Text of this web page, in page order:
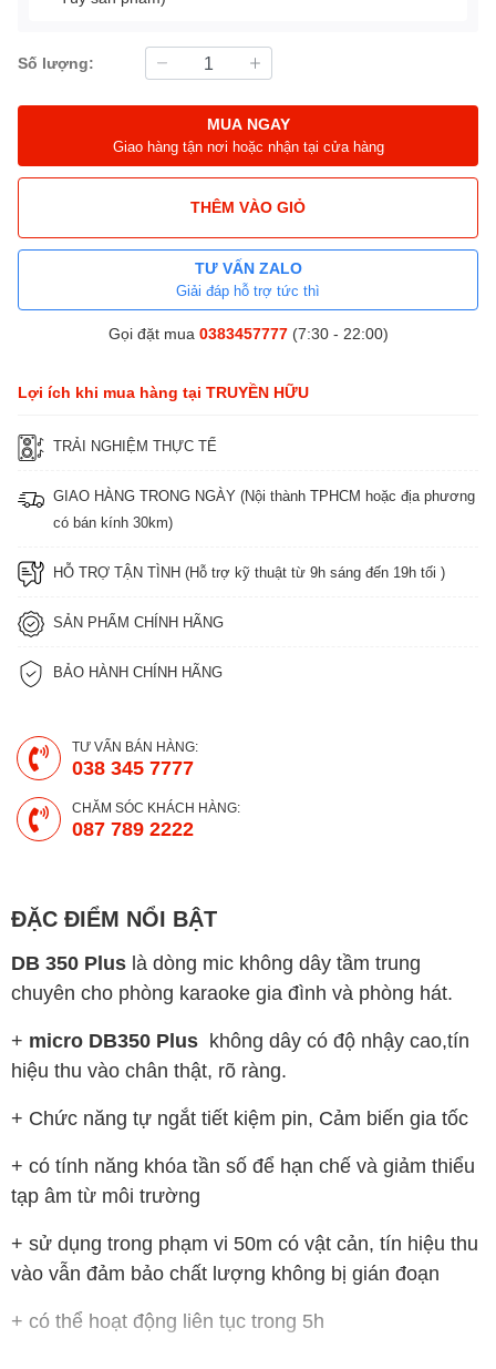
Số lượng:
MUA NGAY
Giao hàng tận nơi hoặc nhận tại cửa hàng
THÊM VÀO GIỎ
TƯ VẤN ZALO
Giải đáp hỗ trợ tức thì
Gọi đặt mua 0383457777(7:30 - 22:00)
Lợi ích khi mua hàng tại TRUYỀN HỮU
TRẢI NGHIỆM THỰC TẾ
GIAO HÀNG TRONG NGÀY (Nội thành TPHCM hoặc địa phương
có bán kính 30km)
HỖ TRỢ TẬN TÌNH (Hỗ trợ kỹ thuật từ 9h sáng đến 19h tối )
SẢN PHẨM CHÍNH HÃNG
BẢO HÀNH CHÍNH HÃNG
TƯ VẤN BÁN HÀNG:
038 345 7777
CHĂM SÓC KHÁCH HÀNG:
087 789 2222
ĐẶC ĐIỂM NỔI BẬT
DB 350 Plus là dòng mic không dây tầm trung
chuyên cho phòng karaoke gia đình và phòng hát.
+ micro DB350 Plus không dây có độ nhậy cao,tín
hiệu thu vào chân thật, rõ ràng.
+ Chức năng tự ngắt tiết kiệm pin, Cảm biến gia tốc
+ có tính năng khóa tần số để hạn chế và giảm thiểu
tạp âm từ môi trường
+ sử dụng trong phạm vi 50m có vật cản, tín hiệu thu
vào vẫn đảm bảo chất lượng không bị gián đoạn
+ có thể hoạt động liên tục trong 5h